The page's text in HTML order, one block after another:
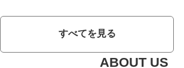
すべてを見る